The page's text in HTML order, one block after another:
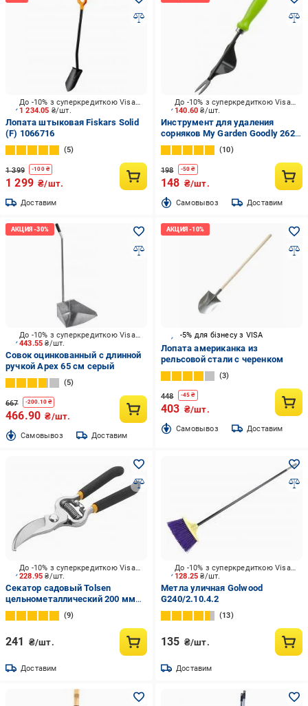
1 234.05 ₴/шт.
До -10% з суперкредиткою Visa Вигода
Лопата штыковая Fiskars Solid
(F) 1066716
5
1 399 -100₴
1 299 ₴/шт.
Доставим
140.60₴/шт.
До -10% з суперкредиткою Visa Вигода
Инструмент для удаления
сорняков My Garden Goodly 262-
4
10
198 -50 ₴
148 ₴/шт.
Cамовывоз Доставим
443.55₴/шт.
До -10% з суперкредиткою Visa Вигода
Совок оцинкованный с длинной
ручкой Apex 65 см серый
5
667 -200.10 ₴
466.90 ₴/шт.
Cамовывоз Доставим
-5% для бізнесу з VISA
Лопата американка из
рельсовой стали с черенком
3
448 -45 ₴
403 ₴/шт.
Cамовывоз Доставим
228.95₴/шт.
До -10% з суперкредиткою Visa Вигода
Секатор садовый Tolsen
цельнометаллический 200 мм
(31018)
9
241 ₴/шт.
Доставим
128.25₴/шт.
До -10% з суперкредиткою Visa Вигода
Метла уличная Golwood
G240/2.10.4.2
13
135 ₴/шт.
Доставим